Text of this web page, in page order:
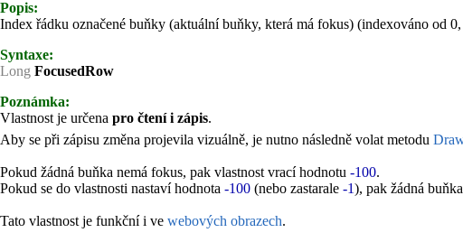
Popis:
Index řádku označené buňky (aktuální buňky, která má fokus) (indexováno od
Syntaxe:
Long FocusedRow
Poznámka:
Vlastnost je určena pro čtení i zápis.
Aby se při zápisu změna projevila vizuálně, je nutno následně volat metodu
Pokud žádná buňka nemá fokus, pak vlastnost vrací hodnotu -100.
Pokud se do vlastnosti nastaví hodnota -100 (nebo zastarale -1), pak žádná
Tato vlastnost je funkční i ve webových obrazech.